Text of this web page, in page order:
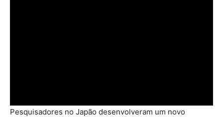
Pesquisadores no Japão desenvolveram um novo